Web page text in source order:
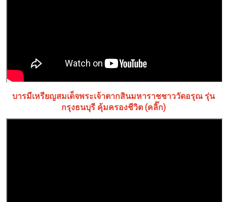
บารมีเหรียญสมเด็จพระเจ้าตากสินมหาราชชาววัดอรุณ รุ่น
กรุงธนบุรี คุ้มครองชีวิต (คลิ๊ก)